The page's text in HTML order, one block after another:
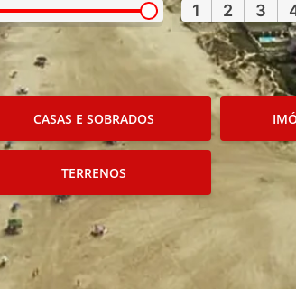
1 2 3
CASAS E SOBRADOS
TERRENOS